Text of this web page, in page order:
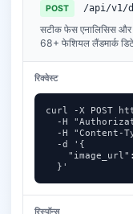
POST /api/v1/
सटीक फेस एनालिसिस
68+ फेशियल लैंडमार्क
रिक्वेस्ट
curl -X POST
-H
-H "Content-
  -d '{
  }'
रिस्पॉन्स